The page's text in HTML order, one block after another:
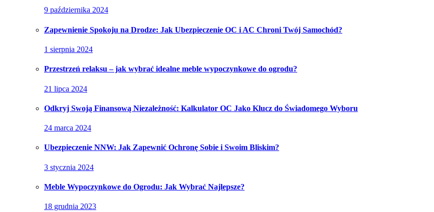
9 października 2024
Zapewnienie Spokoju na Drodze: Jak Ubezpieczenie OC i AC Chroni Twój Samochód?
1 sierpnia 2024
Przestrzeń relaksu – jak wybrać idealne meble wypoczynkowe do ogrodu?
21 lipca 2024
Odkryj Swoją Finansową Niezależność: Kalkulator OC Jako Klucz do Świadomego Wyboru
24 marca 2024
Ubezpieczenie NNW: Jak Zapewnić Ochronę Sobie i Swoim Bliskim?
3 stycznia 2024
Meble Wypoczynkowe do Ogrodu: Jak Wybrać Najlepsze?
18 grudnia 2023